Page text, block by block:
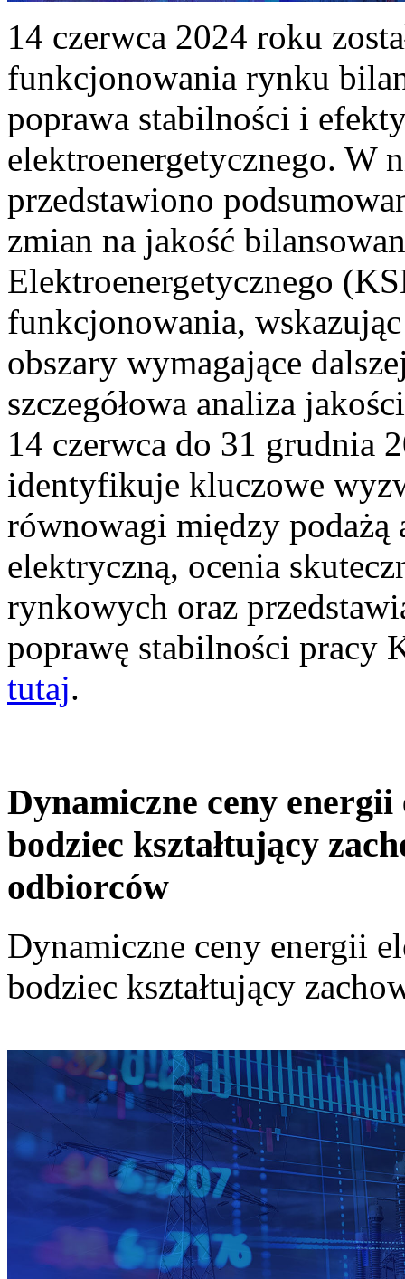
14 czerwca 2024 roku
funkcjonowania rynku
poprawa stabilności i
elektroenergetycznego. W
przedstawiono
zmian na jakość
Elektroenergetycznego
funkcjonowania,
obszary wymagające
szczegółowa analiza
14 czerwca do 31 grudnia
identyfikuje kluczowe
równowagi między podażą
elektryczną, ocenia
rynkowych oraz
poprawę stabilności pracy
tutaj.
Dynamiczne ceny
bodziec kształtujący
odbiorców
Dynamiczne ceny energii
bodziec kształtujący